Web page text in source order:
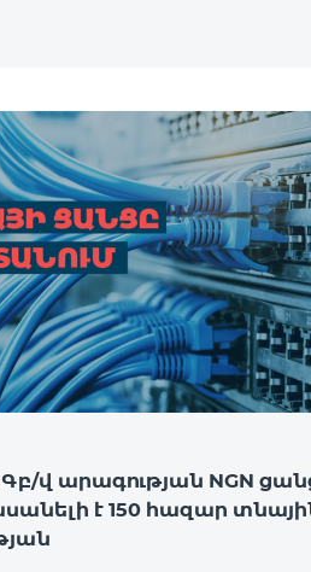
Գբ/վ արագության NGN
է 150 հազար